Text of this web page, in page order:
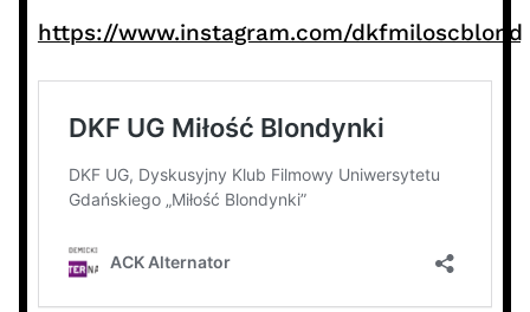
https://www.instagram.com/